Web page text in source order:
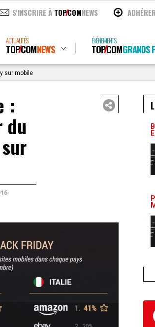
S'INSCRIRE À TOPCOMNEWS
ACTUALITÉS
TOPCOMNEWS
ÉVÉNEMENTS
TOPCOMGRANDS
sur mobile
:
du